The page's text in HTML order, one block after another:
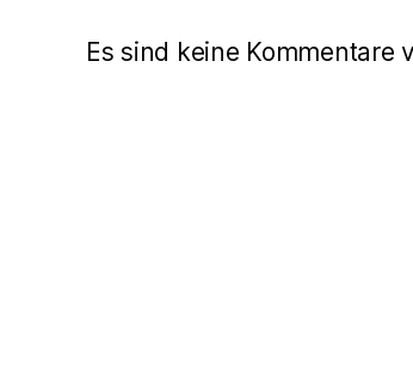
Es sind keine Kommentare